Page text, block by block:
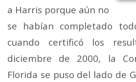
a Harris porque aún no
se habían completado
cuando certificó los
diciembre de 2000, la
Florida se puso del lado de